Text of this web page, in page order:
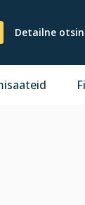
Detailne